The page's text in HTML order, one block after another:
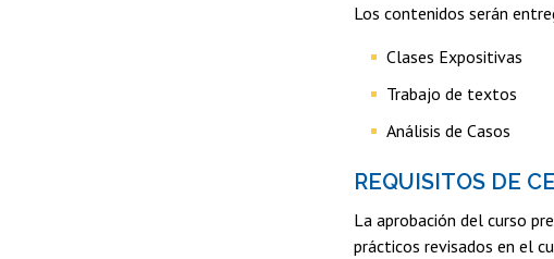
Los contenidos serán
Clases Expositivas
Trabajo de textos
Análisis de Casos
REQUISITOS DE
La aprobación del curso
prácticos revisados en el